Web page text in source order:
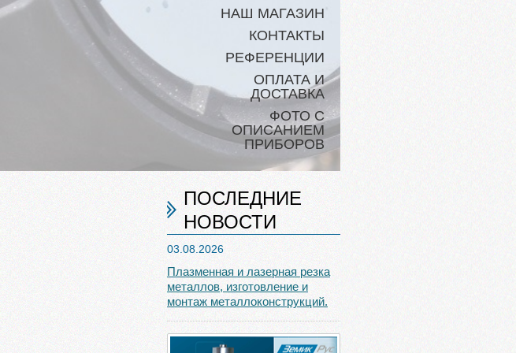
НАШ МАГАЗИН
КОНТАКТЫ
РЕФЕРЕНЦИИ
ОПЛАТА И
ДОСТАВКА
ФОТО С
ОПИСАНИЕМ
ПРИБОРОВ
ПОСЛЕДНИЕ
НОВОСТИ
03.08.2026
Плазменная и лазерная резка
металлов, изготовление и
монтаж металлоконструкций.